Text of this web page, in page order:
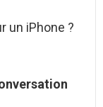
un iPhone ?